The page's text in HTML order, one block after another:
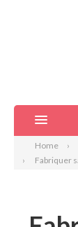
Home
Fabriquer